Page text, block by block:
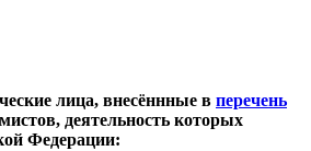
лица, внесённные в перечень
деятельность которых
Федерации: